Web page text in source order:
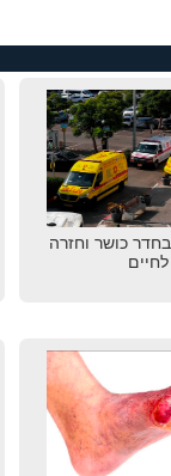
כושר וחזרה
לחיים